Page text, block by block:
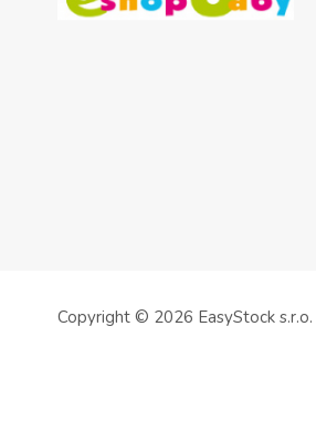
Copyright © 2026 EasyStock s.r.o.